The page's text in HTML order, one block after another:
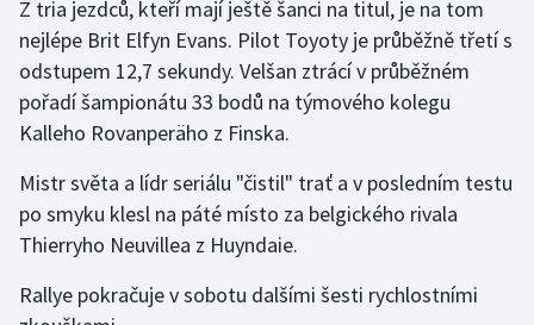
Florbal
Golf
Gymnastika
Házená
Z tria jezdců, kteří mají ještě šanci na titul, je na tom
nejlépe Brit Elfyn Evans. Pilot Toyoty je průběžně třetí s
odstupem 12,7 sekundy. Velšan ztrácí v průběžném
pořadí šampionátu 33 bodů na týmového kolegu
Kalleho Rovanperäho z Finska.
Mistr světa a lídr seriálu "čistil" trať a v posledním testu
po smyku klesl na páté místo za belgického rivala
Thierryho Neuvillea z Huyndaie.
Rallye pokračuje v sobotu dalšími šesti rychlostními